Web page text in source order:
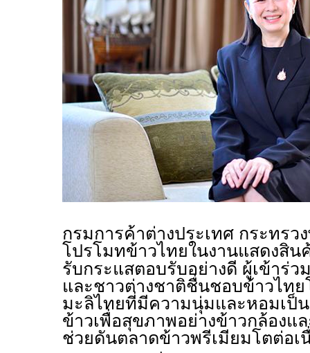
กรมการค้าต่างประเทศ กระทรว
โปรโมทข้าวไทยในงานแสดงสิน
รับกระแสตอบรับอย่างดี ผู้เข้าร่
และชาวต่างชาติชื่นชอบข้าวไท
มะลิไทยที่มีความนุ่มและหอมเป็
ข้าวเพื่อสุขภาพอย่างข้าวกล้องแ
ช่วยดันตลาดข้าวพรีเมียมโตต่อเ